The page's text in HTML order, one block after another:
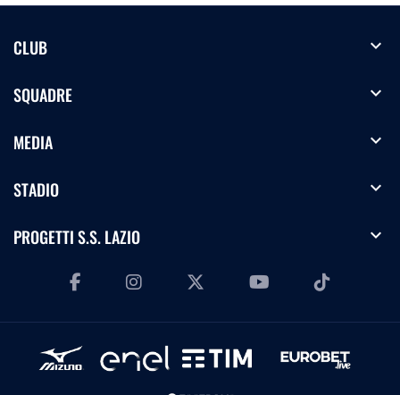
CLUB expand_more
SQUADRE expand_more
MEDIA expand_more
STADIO expand_more
PROGETTI S.S. LAZIO expand_more